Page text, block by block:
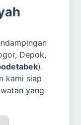
Depok,
).
kami siap
yang